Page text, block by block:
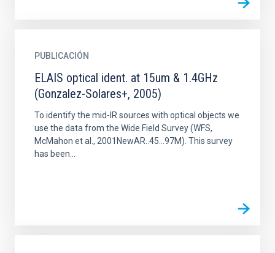
PUBLICACIÓN
ELAIS optical ident. at 15um & 1.4GHz
(Gonzalez-Solares+, 2005)
To identify the mid-IR sources with optical objects we
use the data from the Wide Field Survey (WFS,
McMahon et al., 2001NewAR..45...97M). This survey
has been...